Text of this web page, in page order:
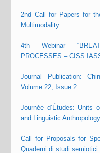
2nd Call for Papers for
Multimodality
4th Webinar
PROCESSES – CISS
Journal Publication:
Volume 22, Issue 2
Journée d’Études: Units
and Linguistic Anthropology
Call for Proposals for
Quaderni di studi semiotici